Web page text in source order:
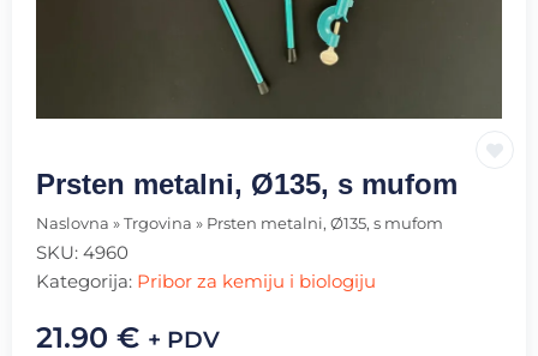
Prsten metalni, Ø135, s mufom
Naslovna » Trgovina » Prsten metalni, Ø135, s mufom
SKU: 4960
Kategorija: Pribor za kemiju i biologiju
21.90 € + PDV